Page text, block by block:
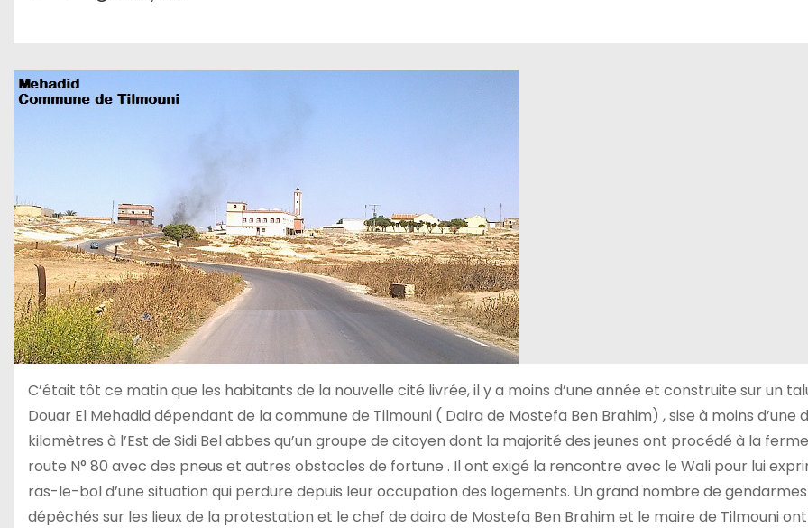
C’était tôt ce matin que les habitants de la nouvelle cité livrée, il y a moins d’une année et construite sur un
Douar El Mehadid dépendant de la commune de Tilmouni ( Daira de Mostefa Ben Brahim) , sise à moins d’une
kilomètres à l’Est de Sidi Bel abbes qu’un groupe de citoyen dont la majorité des jeunes ont procédé à la
route N° 80 avec des pneus et autres obstacles de fortune . Il ont exigé la rencontre avec le Wali pour lui
ras-le-bol d’une situation qui perdure depuis leur occupation des logements. Un grand nombre de
dépêchés sur les lieux de la protestation et le chef de daira de Mostefa Ben Brahim et le maire de Tilmouni